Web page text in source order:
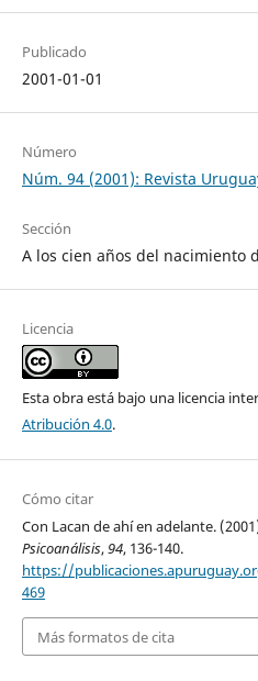
Publicado
2001-01-01
Número
Núm. 94 (2001): Revista
Sección
A los cien años del nacimiento
Licencia
Esta obra está bajo una licencia
Atribución 4.0.
Cómo citar
Con Lacan de ahí en adelante.
Psicoanálisis,94, 136-140.
https://
469
Más formatos de cita